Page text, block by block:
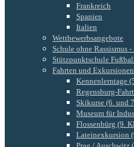
Frankreich
Spanien
Italien
Wettbewerbsangebote
Schule ohne Rassismus
Stützpunktschule
Fahrten und Exkursionen
Kennenlerntage
Regensburg-
Skikurse (6. und
Museum für
Flossenbürg (9.
Lateinexkursion